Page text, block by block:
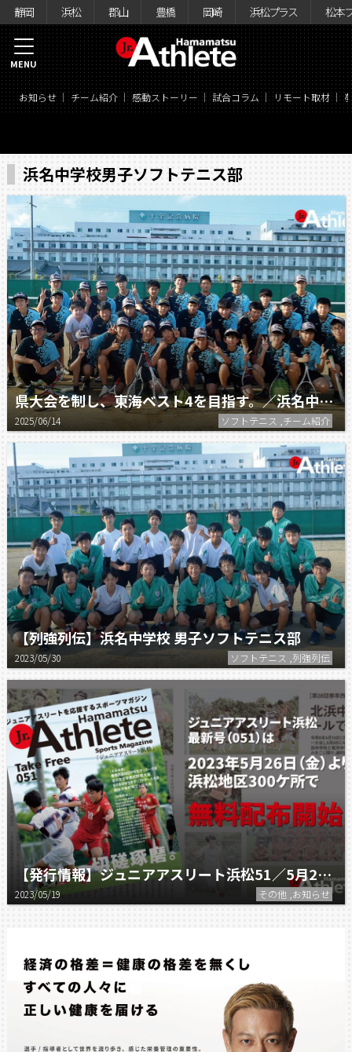
静岡 浜松 郡山 豊橋 岡崎 浜松プラス 松本
お知らせ チーム紹介 感動ストーリー 試合コラム リモート取材
MENU
浜名中学校男子ソフトテニス部
県大会を制し、東海ベスト4を目指す。／浜名中学校男子ソフトテニス部
2025/06/14 ソフトテニス ,チーム紹介
【列強列伝】浜名中学校 男子ソフトテニス部
2023/05/30 ソフトテニス ,列強列伝
【発行情報】ジュニアアスリート浜松51／5月26日（金）発行予定。
2023/05/19 その他 ,お知らせ